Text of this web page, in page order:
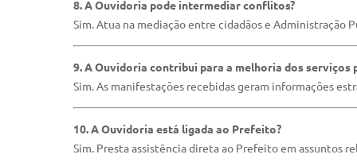
8. A Ouvidoria pode intermediar conflitos?
Sim. Atua na mediação entre cidadãos e Administração
9. A Ouvidoria contribui para a melhoria dos serviços
Sim. As manifestações recebidas geram informações
10. A Ouvidoria está ligada ao Prefeito?
Sim. Presta assistência direta ao Prefeito em assuntos